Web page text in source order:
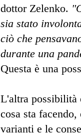
dottor Zelenko.
sia stato
ciò che
durante una
Questa è una
L'altra possibilità
cosa sta
varianti e le